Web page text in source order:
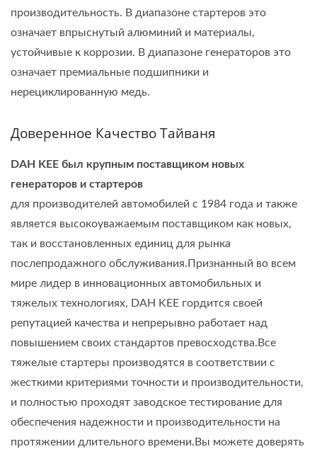
производительность. В диапазоне стартеров это
означает впрыснутый алюминий и материалы,
устойчивые к коррозии. В диапазоне генераторов это
означает премиальные подшипники и
нерециклированную медь.
Доверенное Качество Тайваня
DAH KEE был крупным поставщиком новых
генераторов и стартеров
для производителей автомобилей с 1984 года и также
является высокоуважаемым поставщиком как новых,
так и восстановленных единиц для рынка
послепродажного обслуживания.Признанный во всем
мире лидер в инновационных автомобильных и
тяжелых технологиях, DAH KEE гордится своей
репутацией качества и непрерывно работает над
повышением своих стандартов превосходства.Все
тяжелые стартеры производятся в соответствии с
жесткими критериями точности и производительности,
и полностью проходят заводское тестирование для
обеспечения надежности и производительности на
протяжении длительного времени.Вы можете доверять